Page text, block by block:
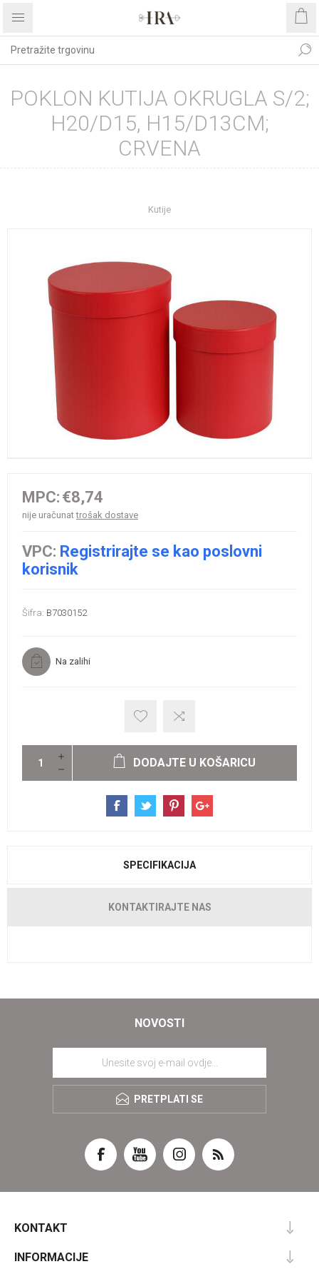
POKLON KUTIJA OKRUGLA S/2;
H20/D15, H15/D13CM;
CRVENA
Kutije
MPC: €8,74
nije uračunattrošak dostave
VPC: Registrirajte se kao poslovni
korisnik
Šifra: B7030152
Na zalihi
DODAJTE U KOŠARICU
SPECIFIKACIJA
KONTAKTIRAJTE NAS
NOVOSTI
PRETPLATI SE
KONTAKT
INFORMACIJE